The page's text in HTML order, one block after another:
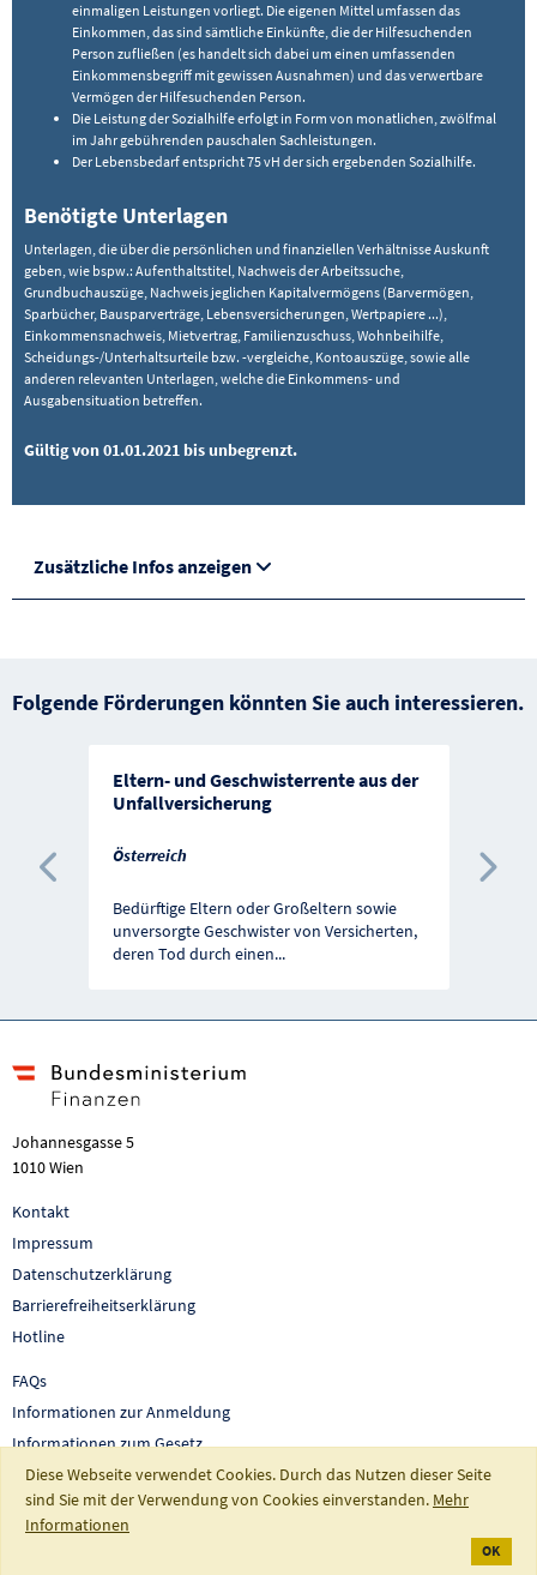
einmaligen Leistungen vorliegt. Die eigenen Mittel umfassen das
Einkommen, das sind sämtliche Einkünfte, die der Hilfesuchenden
Person zufließen (es handelt sich dabei um einen umfassenden
Einkommensbegriff mit gewissen Ausnahmen) und das verwertbare
Vermögen der Hilfesuchenden Person.
Die Leistung der Sozialhilfe erfolgt in Form von monatlichen, zwölfmal
im Jahr gebührenden pauschalen Sachleistungen.
Der Lebensbedarf entspricht 75 vH der sich ergebenden Sozialhilfe.
Benötigte Unterlagen
Unterlagen, die über die persönlichen und finanziellen Verhältnisse Auskunft
geben, wie bspw.: Aufenthaltstitel, Nachweis der Arbeitssuche,
Grundbuchauszüge, Nachweis jeglichen Kapitalvermögens (Barvermögen,
Sparbücher, Bausparverträge, Lebensversicherungen, Wertpapiere ...),
Einkommensnachweis, Mietvertrag, Familienzuschuss, Wohnbeihilfe,
Scheidungs-/Unterhaltsurteile bzw. -vergleiche, Kontoauszüge, sowie alle
anderen relevanten Unterlagen, welche die Einkommens- und
Ausgabensituation betreffen.
Gültig von 01.01.2021 bis unbegrenzt.
Zusätzliche Infos anzeigen
Folgende Förderungen könnten Sie auch interessieren.
Eltern- und Geschwisterrente aus der
Unfallversicherung
Österreich
Bedürftige Eltern oder Großeltern sowie
unversorgte Geschwister von Versicherten,
deren Tod durch einen...
Vorherige Förderung
Johannesgasse 5
1010 Wien
Kontakt
Impressum
Datenschutzerklärung
Barrierefreiheitserklärung
Hotline
FAQs
Informationen zur Anmeldung
Informationen zum Gesetz
Auswertungen und Berichte
So fördert Österreich
Diese Webseite verwendet Cookies. Durch das Nutzen dieser Seite
sind Sie mit der Verwendung von Cookies einverstanden. Mehr
Informationen
OK